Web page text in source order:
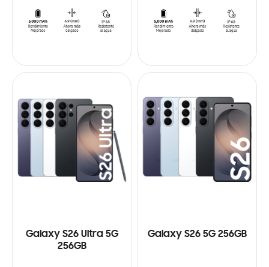
Galaxy S26 Ultra 5G
256GB
Galaxy S26 5G 256GB